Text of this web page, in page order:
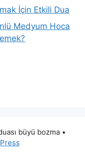
İçin Etkili Dua
Medyum Hoca
büyü bozma •